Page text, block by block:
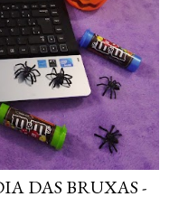
DAS BRUXAS -